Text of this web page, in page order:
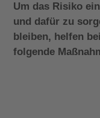
Um das Risiko
und dafür zu
bleiben, helfen
folgende